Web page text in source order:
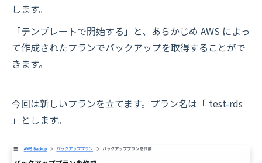
します。
「テンプレートで開始する」と、あらかじめ AWS によっ
て作成されたプランでバックアップを取得することがで
きます。
今回は新しいプランを立てます。プラン名は「 test-rds
」とします。